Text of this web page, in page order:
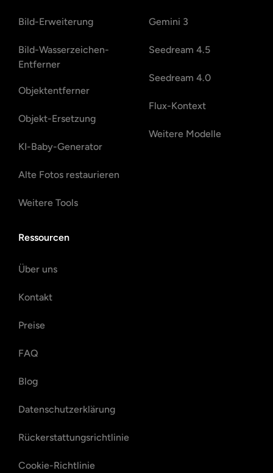
Bild-Erweiterung
Bild-Wasserzeichen-
Entferner
Objektentferner
Objekt-Ersetzung
KI-Baby-Generator
Alte Fotos restaurieren
Weitere Tools
Gemini 3
Seedream 4.5
Seedream 4.0
Flux-Kontext
Weitere Modelle
Ressourcen
Über uns
Kontakt
Preise
FAQ
Blog
Datenschutzerklärung
Rückerstattungsrichtlinie
Cookie-Richtlinie